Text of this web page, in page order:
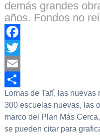
demás grandes
años. Fondos no
Facebook
Twitter
Email
Compartir
Lomas de Tafí, las
300 escuelas nuevas, las
marco del Plan Más
se pueden citar para